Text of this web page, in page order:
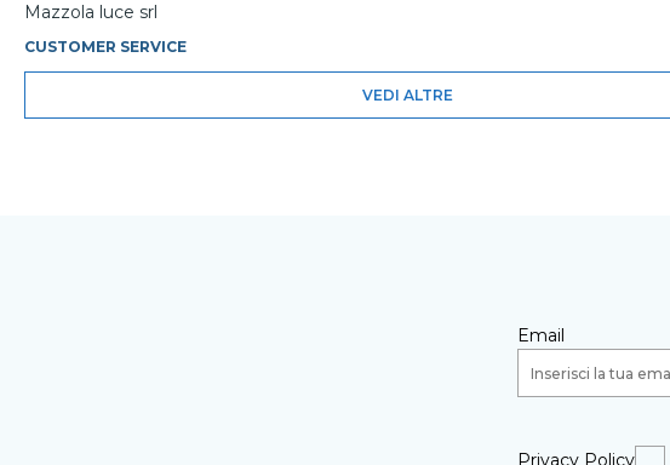
Mazzola luce srl
CUSTOMER SERVICE
VEDI ALTRE
Email
Privacy Policy